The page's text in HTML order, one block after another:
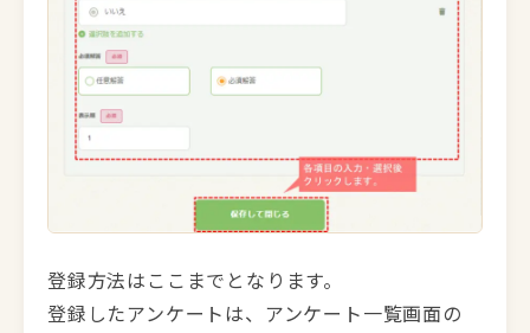
登録方法はここまでとなります。
登録したアンケートは、アンケート一覧画面の